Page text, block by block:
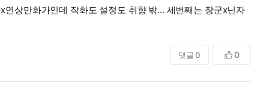
상만화가인데 작화도 설정도 취향 밖... 세번째는 장군x닌자
댓글 0 0